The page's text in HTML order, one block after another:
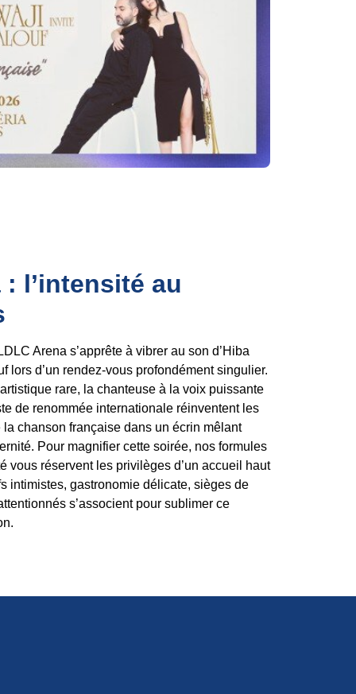
l’intensité au
Arena s’apprête à vibrer au son d’Hiba
lors d’un rendez-vous profondément singulier.
rare, la chanteuse à la voix puissante
de renommée internationale réinventent les
chanson française dans un écrin mêlant
Pour magnifier cette soirée, nos formules
vous réservent les privilèges d’un accueil haut
intimistes, gastronomie délicate, sièges de
s’associent pour sublimer ce